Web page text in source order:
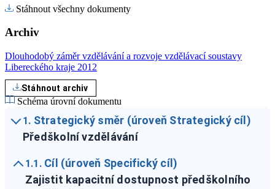
Stáhnout všechny dokumenty
Archiv
Dlouhodobý záměr vzdělávání a rozvoje vzdělávací soustavy
Libereckého kraje 2012
Stáhnout archiv
Schéma úrovní dokumentu
1. Strategický směr (úroveň Strategický cíl)
Předškolní vzdělávání
1.1. Cíl (úroveň Specifický cíl)
Zajistit kapacitní dostupnost předškolního